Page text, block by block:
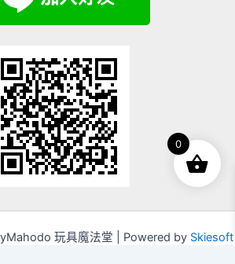
玩具魔法堂 | Powered by Skiesoft
0